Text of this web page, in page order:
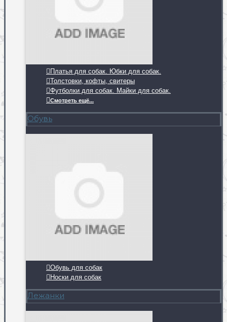
Платья для собак. Юбки для собак.
Толстовки, кофты, свитеры
Футболки для собак. Майки для собак.
Смотреть ещё...
Обувь
Обувь для собак
Носки для собак
Лежанки